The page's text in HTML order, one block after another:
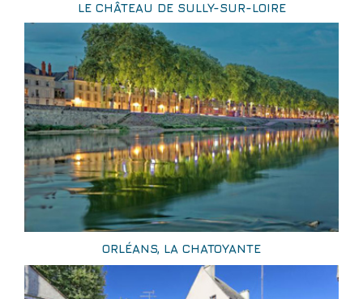
LE CHÂTEAU DE SULLY-SUR-LOIRE
ORLÉANS, LA CHATOYANTE